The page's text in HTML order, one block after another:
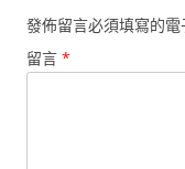
發佈留言必須填寫的電
留言 *